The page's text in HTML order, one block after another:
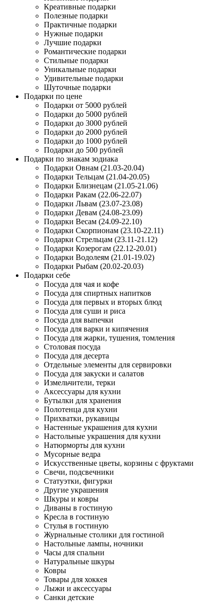
Креативные подарки
Полезные подарки
Практичные подарки
Нужные подарки
Лучшие подарки
Романтические подарки
Стильные подарки
Уникальные подарки
Удивительные подарки
Шуточные подарки
Подарки по цене
Подарки от 5000 рублей
Подарки до 5000 рублей
Подарки до 3000 рублей
Подарки до 2000 рублей
Подарки до 1000 рублей
Подарки до 500 рублей
Подарки по знакам зодиака
Подарки Овнам (21.03-20.04)
Подарки Тельцам (21.04-20.05)
Подарки Близнецам (21.05-21.06)
Подарки Ракам (22.06-22.07)
Подарки Львам (23.07-23.08)
Подарки Девам (24.08-23.09)
Подарки Весам (24.09-22.10)
Подарки Скорпионам (23.10-22.11)
Подарки Стрельцам (23.11-21.12)
Подарки Козерогам (22.12-20.01)
Подарки Водолеям (21.01-19.02)
Подарки Рыбам (20.02-20.03)
Подарки себе
Посуда для чая и кофе
Посуда для спиртных напитков
Посуда для первых и вторых блюд
Посуда для суши и риса
Посуда для выпечки
Посуда для варки и кипячения
Посуда для жарки, тушения, томления
Столовая посуда
Посуда для десерта
Отдельные элементы для сервировки
Посуда для закуски и салатов
Измельчители, терки
Аксессуары для кухни
Бутылки для хранения
Полотенца для кухни
Прихватки, рукавицы
Настенные украшения для кухни
Настольные украшения для кухни
Натюрморты для кухни
Мусорные ведра
Искусственные цветы, корзины с фруктами
Свечи, подсвечники
Статуэтки, фигурки
Другие украшения
Шкуры и ковры
Диваны в гостиную
Кресла в гостиную
Стулья в гостиную
Журнальные столики для гостиной
Настольные лампы, ночники
Часы для спальни
Натуральные шкуры
Ковры
Товары для хоккея
Лыжи и аксессуары
Санки детские